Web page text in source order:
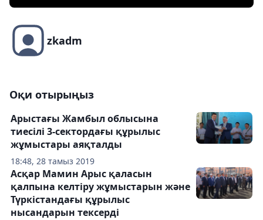
zkadm
Оқи отырыңыз
18:48, 28 тамыз 2019
Арыстағы Жамбыл облысына
тиесілі 3-сектордағы құрылыс
жұмыстары аяқталды
Асқар Мамин Арыс қаласын
қалпына келтіру жұмыстарын және
Түркістандағы құрылыс
нысандарын тексерді